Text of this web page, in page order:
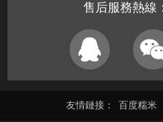
售后服務熱線
友情鏈接： 百度糯米